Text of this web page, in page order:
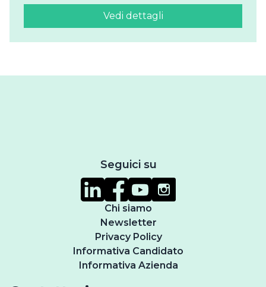
Vedi dettagli
Seguici su
Chi siamo
Newsletter
Privacy Policy
Informativa Candidato
Informativa Azienda